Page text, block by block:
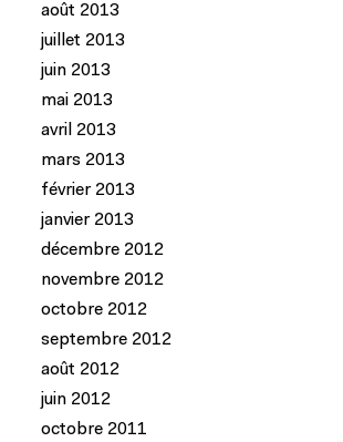
août 2013
juillet 2013
juin 2013
mai 2013
avril 2013
mars 2013
février 2013
janvier 2013
décembre 2012
novembre 2012
octobre 2012
septembre 2012
août 2012
juin 2012
octobre 2011